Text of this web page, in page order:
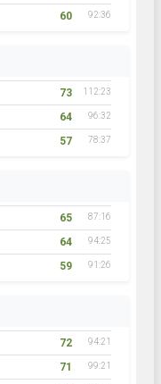
60 92:36
73 112:23
64 96:32
57 78:37
65 87:16
64 94:25
59 91:26
72 94:21
71 99:21